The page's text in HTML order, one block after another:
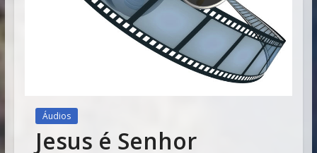
Áudios
Jesus é Senhor